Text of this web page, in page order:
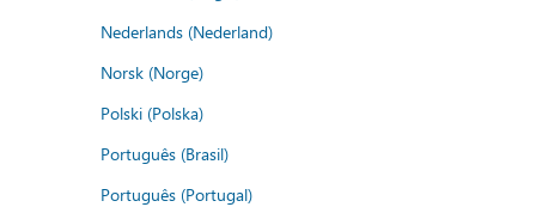
Nederlands (Nederland)
Norsk (Norge)
Polski (Polska)
Português (Brasil)
Português (Portugal)